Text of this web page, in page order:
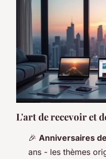
L'art de recevoir et
🎉 Anniversaires
ans - les thèmes